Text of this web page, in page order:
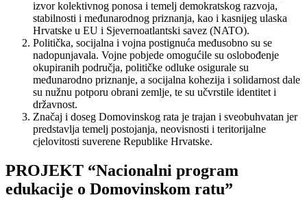
izvor kolektivnog ponosa i temelj demokratskog razvoja,
stabilnosti i međunarodnog priznanja, kao i kasnijeg ulaska
Hrvatske u EU i Sjevernoatlantski savez (NATO).
Politička, socijalna i vojna postignuća međusobno su se
nadopunjavala. Vojne pobjede omogućile su oslobođenje
okupiranih područja, političke odluke osigurale su
međunarodno priznanje, a socijalna kohezija i solidarnost dale
su nužnu potporu obrani zemlje, te su učvrstile identitet i
državnost.
Značaj i doseg Domovinskog rata je trajan i sveobuhvatan jer
predstavlja temelj postojanja, neovisnosti i teritorijalne
cjelovitosti suverene Republike Hrvatske.
PROJEKT “Nacionalni program
edukacije o Domovinskom ratu”